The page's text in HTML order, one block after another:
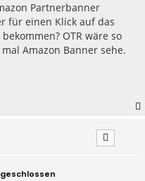
Partnerbanner
für einen Klick auf das
OTR wäre so
Amazon Banner sehe.